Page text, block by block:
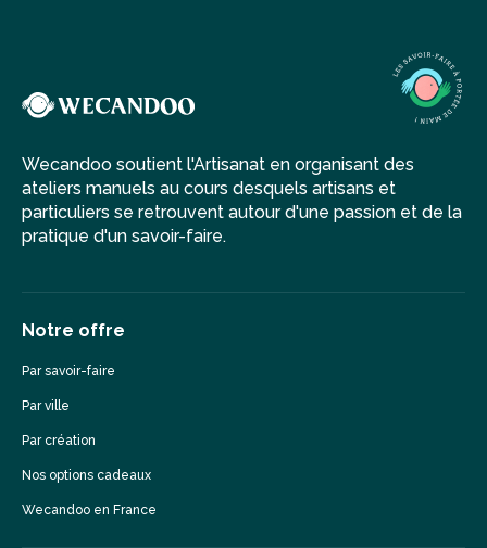
Wecandoo soutient l'Artisanat en organisant des
ateliers manuels au cours desquels artisans et
particuliers se retrouvent autour d'une passion et de la
pratique d'un savoir-faire.
Notre offre
Par savoir-faire
Par ville
Par création
Nos options cadeaux
Wecandoo en France